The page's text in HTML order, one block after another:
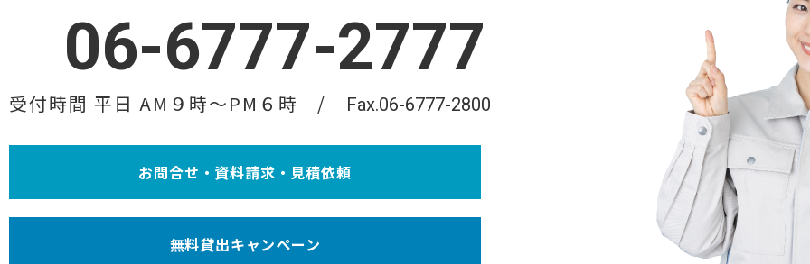
06-6777-2777
受付時間 平日 AM９時〜PM６時 Fax.06-6777-2800
お問合せ・資料請求・見積依頼
無料貸出キャンペーン